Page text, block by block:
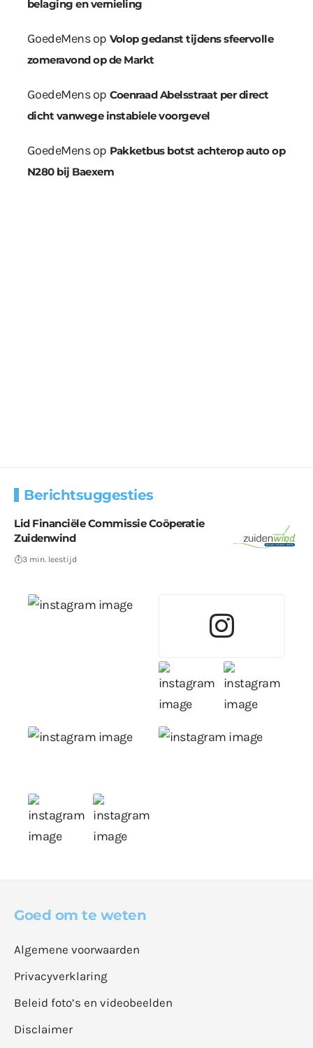
belaging en vernieling
GoedeMensop Volop gedanst tijdens sfeervolle
zomeravond op de Markt
GoedeMensop Coenraad Abelsstraat per direct
dicht vanwege instabiele voorgevel
GoedeMensop Pakketbus botst achterop auto op
N280 bij Baexem
Berichtsuggesties
Lid Financiële Commissie Coöperatie
Zuidenwind
3 min. leestijd
Goed om te weten
Algemene voorwaarden
Privacyverklaring
Beleid foto’s en videobeelden
Disclaimer